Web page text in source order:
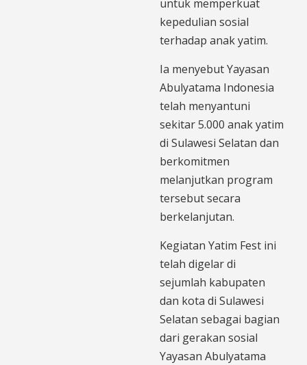
untuk memperkuat
kepedulian sosial
terhadap anak yatim.
Ia menyebut Yayasan
Abulyatama Indonesia
telah menyantuni
sekitar 5.000 anak yatim
di Sulawesi Selatan dan
berkomitmen
melanjutkan program
tersebut secara
berkelanjutan.
Kegiatan Yatim Fest ini
telah digelar di
sejumlah kabupaten
dan kota di Sulawesi
Selatan sebagai bagian
dari gerakan sosial
Yayasan Abulyatama